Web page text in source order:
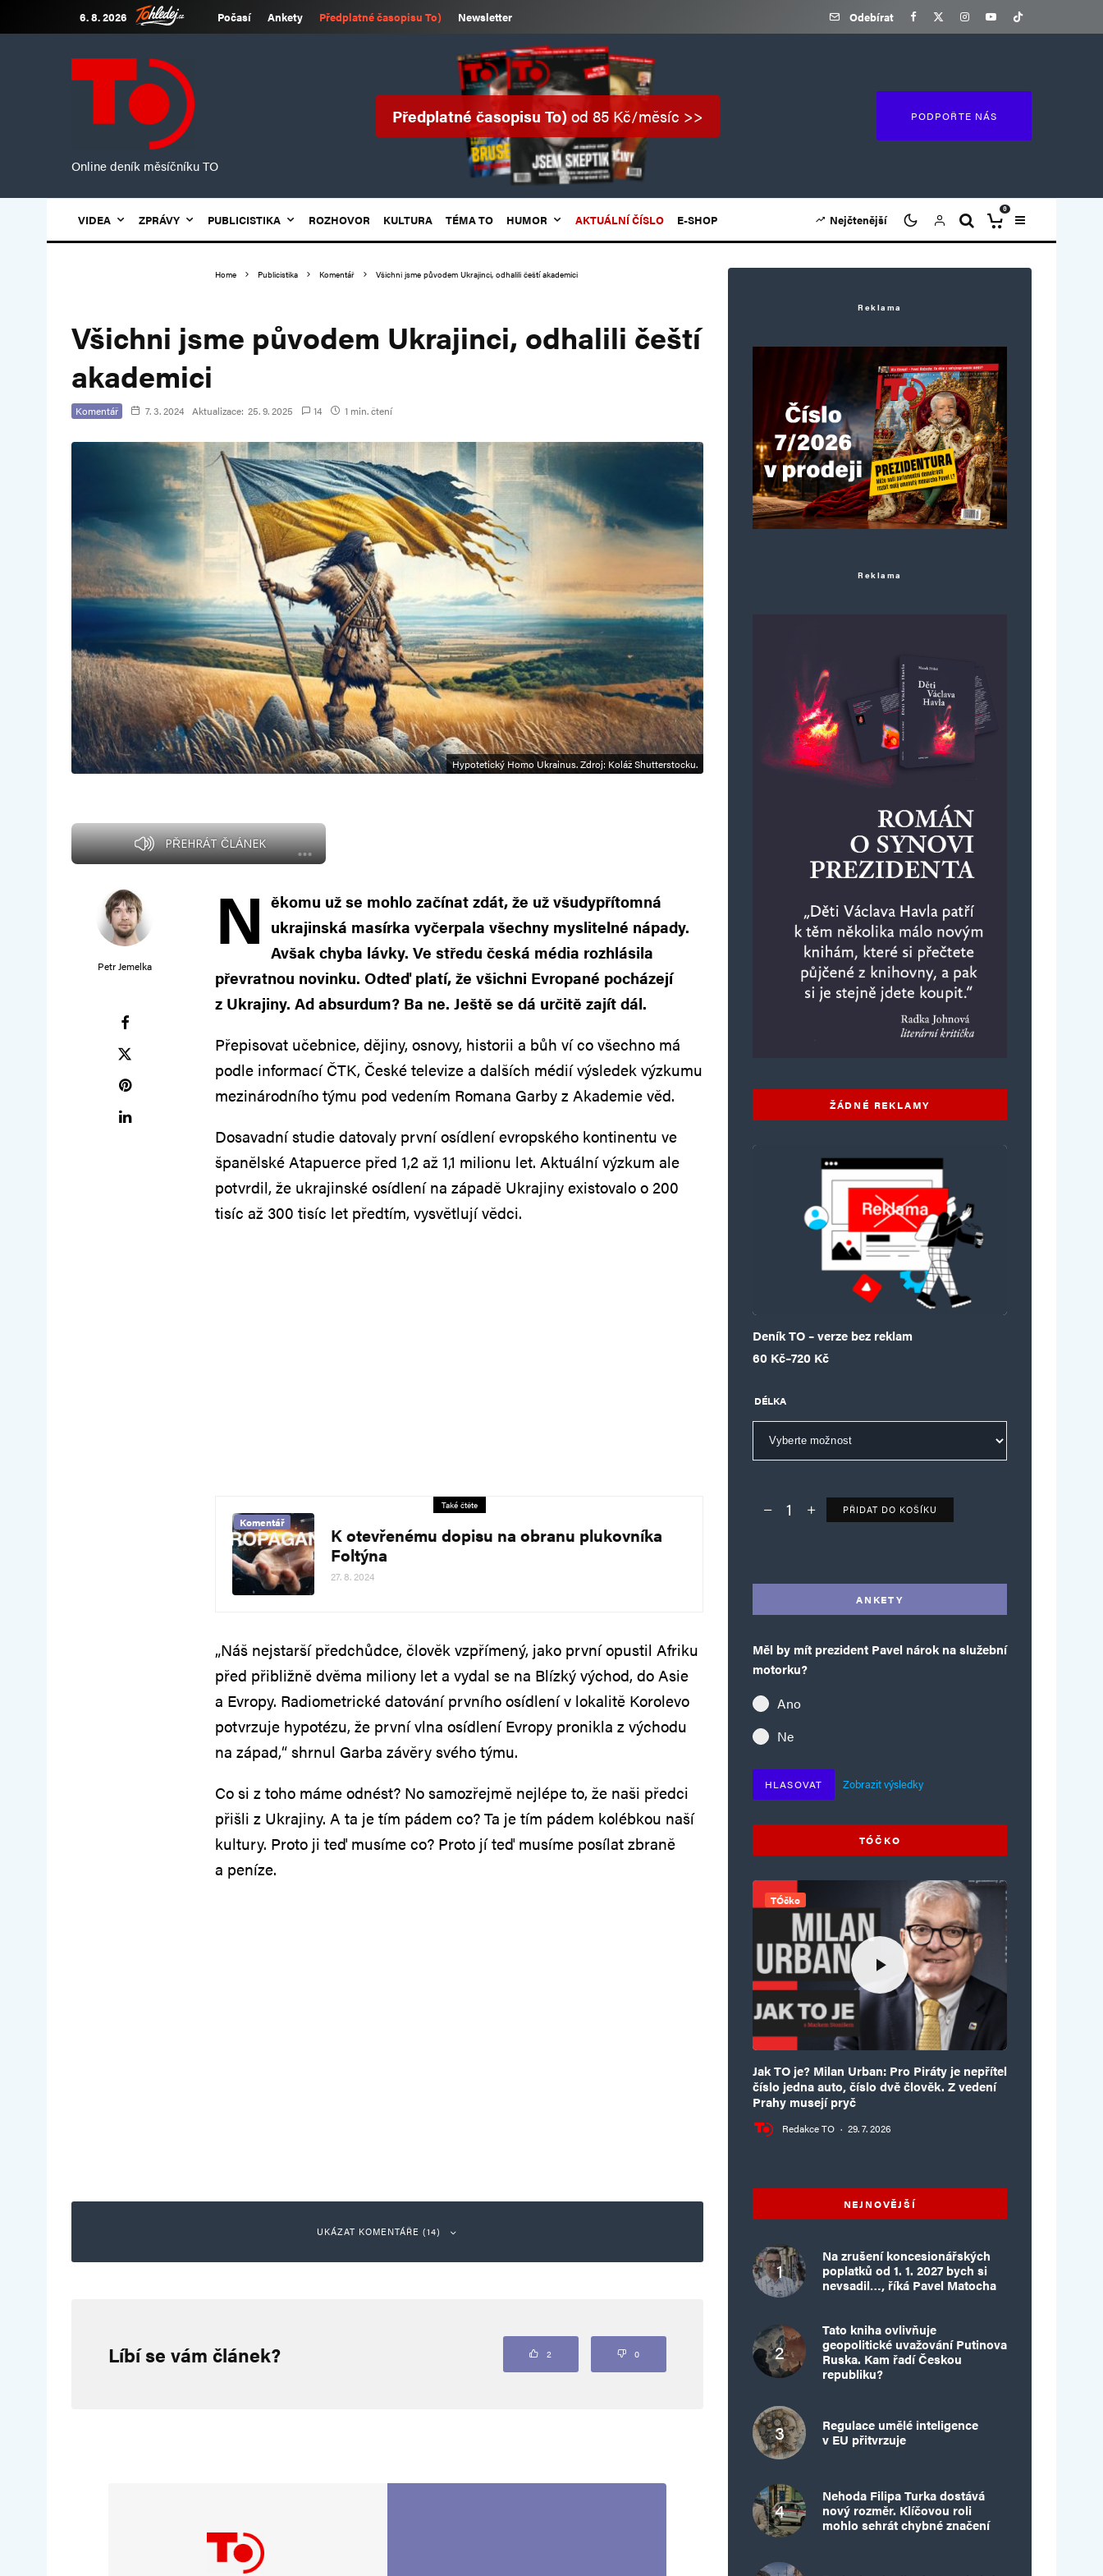
6. 8. 2026 Počasí Ankety Předplatné časopisu To) Newsletter Odebírat
Online deník měsíčníku TO
Předplatné časopisu To)od 85 Kč/měsíc >> PODPOŘTE NÁS
VIDEA ZPRÁVY PUBLICISTIKA ROZHOVOR KULTURA TÉMA TO HUMOR AKTUÁLNÍ ČÍSLO E-SHOP Nejčtenější
0
Home Publicistika Komentář Všichni jsme původem Ukrajinci, odhalili čeští akademici
Všichni jsme původem Ukrajinci, odhalili čeští
akademici
Komentář 7. 3. 2024 Aktualizace: 25. 9. 2025 14 1 min. čtení
Hypotetický Homo Ukrainus. Zdroj: Koláž Shutterstocku.
PŘEHRÁT ČLÁNEK
Petr Jemelka
N ěkomu už se mohlo začínat zdát, že už všudypřítomná
ukrajinská masírka vyčerpala všechny myslitelné nápady.
Avšak chyba lávky. Ve středu česká média rozhlásila
převratnou novinku. Odteď platí, že všichni Evropané pocházejí
z Ukrajiny. Ad absurdum? Ba ne. Ještě se dá určitě zajít dál.
Přepisovat učebnice, dějiny, osnovy, historii a bůh ví co všechno má
podle informací ČTK, České televize a dalších médií výsledek výzkumu
mezinárodního týmu pod vedením Romana Garby z Akademie věd.
Dosavadní studie datovaly první osídlení evropského kontinentu ve
španělské Atapuerce před 1,2 až 1,1 milionu let. Aktuální výzkum ale
potvrdil, že ukrajinské osídlení na západě Ukrajiny existovalo o 200
tisíc až 300 tisíc let předtím, vysvětlují vědci.
Také čtěte
Komentář
K otevřenému dopisu na obranu plukovníka
Foltýna
27. 8. 2024
„Náš nejstarší předchůdce, člověk vzpřímený, jako první opustil Afriku
před přibližně dvěma miliony let a vydal se na Blízký východ, do Asie
a Evropy. Radiometrické datování prvního osídlení v lokalitě Korolevo
potvrzuje hypotézu, že první vlna osídlení Evropy pronikla z východu
na západ,“ shrnul Garba závěry svého týmu.
Co si z toho máme odnést? No samozřejmě nejlépe to, že naši předci
přišli z Ukrajiny. A ta je tím pádem co? Ta je tím pádem kolébkou naší
kultury. Proto ji teď musíme co? Proto jí teď musíme posílat zbraně
a peníze.
UKÁZAT KOMENTÁŘE (14)
Ukrajinci neexistujú, leda ak potomci krymských Tatárov, kozákov zo Záporožia
stejně tak jako slováci?
Líbí se vám článek? 2 0
Reklama
Reklama
ŽÁDNÉ REKLAMY
Deník TO – verze bez reklam
60 Kč–720 Kč
Rozpětí cen: 60 Kč až 720 Kč
DÉLKA
Deník TO – verze bez reklam množství
PŘIDAT DO KOŠÍKU
ANKETY
Měl by mít prezident Pavel nárok na služební
motorku?
Ano
Ne
HLASOVAT Zobrazit výsledky
TÓČKO
TÓčko
Jak TO je? Milan Urban: Pro Piráty je nepřítel
číslo jedna auto, číslo dvě člověk. Z vedení
Prahy musejí pryč
Redakce TO · 29. 7. 2026
NEJNOVĚJŠÍ
Na zrušení koncesionářských
poplatků od 1. 1. 2027 bych si
nevsadil…, říká Pavel Matocha
Tato kniha ovlivňuje
geopolitické uvažování Putinova
Ruska. Kam řadí Českou
republiku?
Regulace umělé inteligence
v EU přitvrzuje
Nehoda Filipa Turka dostává
nový rozměr. Klíčovou roli
mohlo sehrát chybné značení